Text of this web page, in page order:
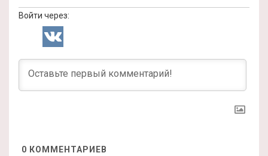
Войти через:
0 КОММЕНТАРИЕВ